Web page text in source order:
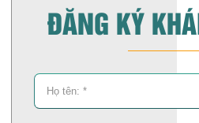
ĐĂNG KÝ